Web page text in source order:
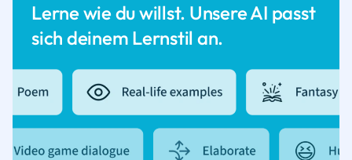
Lerne wie du willst. Unsere AI passt
sich deinem Lernstil an.